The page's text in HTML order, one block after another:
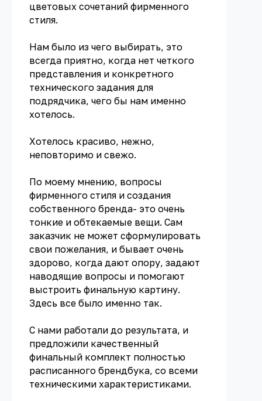
цветовых сочетаний фирменного
стиля.
Нам было из чего выбирать, это
всегда приятно, когда нет четкого
представления и конкретного
технического задания для
подрядчика, чего бы нам именно
хотелось.
Хотелось красиво, нежно,
неповторимо и свежо.
По моему мнению, вопросы
фирменного стиля и создания
собственного бренда- это очень
тонкие и обтекаемые вещи. Сам
заказчик не может сформулировать
свои пожелания, и бывает очень
здорово, когда дают опору, задают
наводящие вопросы и помогают
выстроить финальную картину.
Здесь все было именно так.
С нами работали до результата, и
предложили качественный
финальный комплект полностью
расписанного брендбука, со всеми
техническими характеристиками.